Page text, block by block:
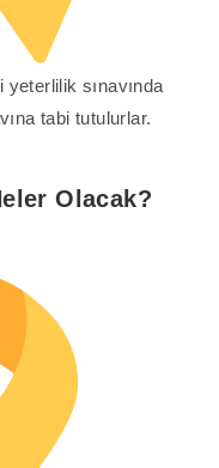
yeterlilik sınavında
tabi tutulurlar.
Olacak?